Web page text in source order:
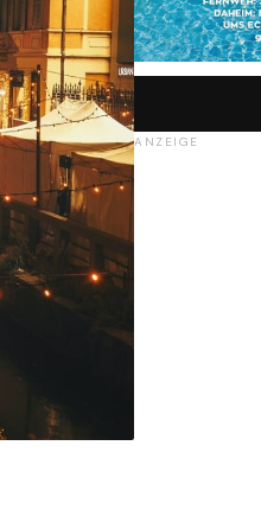
ANZEIGE